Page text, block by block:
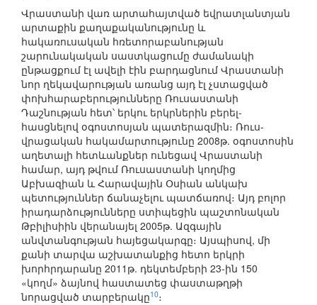
Վրաստանի վառ արտահայտված եվրատլանտյան
արտաքին քաղաքականությունը և
հակառուսական հռետորաբանության
շարունակական սաստկացումը ժամանակի
ընթացքում էլ ավելի էին բարդացնում Վրաստանի
նոր ղեկավարության առանց այդ էլ չստացված
փոխհարաբերությունները Ռուսաստանի
Դաշնության հետ՝ երկու երկրներին բերել-
հասցնելով օգոստոսյան պատերազմին։ Ռուս-
վրացական հակամարտությունը 2008թ. օգոստոսին
աղետալի հետևանքներ ունեցավ Վրաստանի
համար, այդ թվում Ռուսաստանի կողմից
Աբխազիան և Հարավային Օսիան անկախ
պետություններ ճանաչելու պատճառով։ Այդ բոլոր
իրադարձությունները ստիպեցին պաշտոնական
Թբիլիսիին վերանայել 2005թ. Ազգային
անվտանգության հայեցակարգը։ Այսպիսով, մի
քանի տարվա աշխատանքից հետո երկրի
խորհրդարանը 2011թ. դեկտեմբերի 23-ին 150
«կողմ» ձայնով հաստատեց փաստաթղթի
նորացված տարբերակը10։